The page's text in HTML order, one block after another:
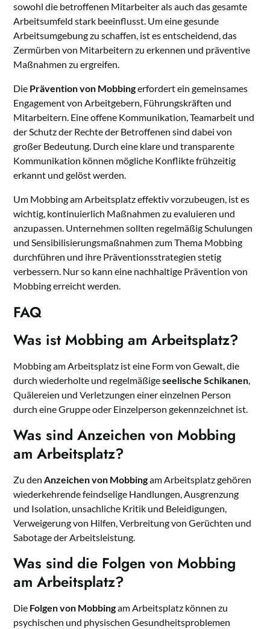
sowohl die betroffenen Mitarbeiter als auch das gesamte
Arbeitsumfeld stark beeinflusst. Um eine gesunde
Arbeitsumgebung zu schaffen, ist es entscheidend, das
Zermürben von Mitarbeitern zu erkennen und präventive
Maßnahmen zu ergreifen.
Die Prävention von Mobbingerfordert ein gemeinsames
Engagement von Arbeitgebern, Führungskräften und
Mitarbeitern. Eine offene Kommunikation, Teamarbeit und
der Schutz der Rechte der Betroffenen sind dabei von
großer Bedeutung. Durch eine klare und transparente
Kommunikation können mögliche Konflikte frühzeitig
erkannt und gelöst werden.
Um Mobbing am Arbeitsplatz effektiv vorzubeugen, ist es
wichtig, kontinuierlich Maßnahmen zu evaluieren und
anzupassen. Unternehmen sollten regelmäßig Schulungen
und Sensibilisierungsmaßnahmen zum Thema Mobbing
durchführen und ihre Präventionsstrategien stetig
verbessern. Nur so kann eine nachhaltige Prävention von
Mobbing erreicht werden.
FAQ
Was ist Mobbing am Arbeitsplatz?
Mobbing am Arbeitsplatz ist eine Form von Gewalt, die
durch wiederholte und regelmäßigeseelische Schikanen,
Quälereien und Verletzungen einer einzelnen Person
durch eine Gruppe oder Einzelperson gekennzeichnet ist.
Was sind Anzeichen von Mobbing
am Arbeitsplatz?
Zu denAnzeichen von Mobbingam Arbeitsplatz gehören
wiederkehrende feindselige Handlungen, Ausgrenzung
und Isolation, unsachliche Kritik und Beleidigungen,
Verweigerung von Hilfen, Verbreitung von Gerüchten und
Sabotage der Arbeitsleistung.
Was sind die Folgen von Mobbing
am Arbeitsplatz?
Die Folgen von Mobbingam Arbeitsplatz können zu
psychischen und physischen Gesundheitsproblemen